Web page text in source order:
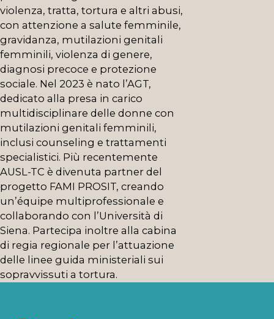
violenza, tratta, tortura e altri abusi,
con attenzione a salute femminile,
gravidanza, mutilazioni genitali
femminili, violenza di genere,
diagnosi precoce e protezione
sociale. Nel 2023 è nato l’AGT,
dedicato alla presa in carico
multidisciplinare delle donne con
mutilazioni genitali femminili,
inclusi counseling e trattamenti
specialistici. Più recentemente
AUSL-TC è divenuta partner del
progetto FAMI PROSIT, creando
un’équipe multiprofessionale e
collaborando con l’Università di
Siena. Partecipa inoltre alla cabina
di regia regionale per l’attuazione
delle linee guida ministeriali sui
sopravvissuti a tortura.